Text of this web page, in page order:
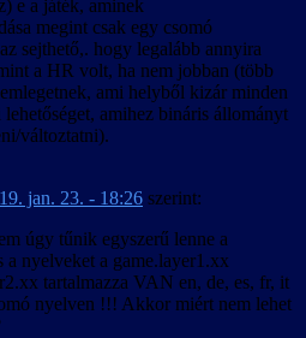
e a játék, aminek
megint csak egy csomó
sejthető,. hogy legalább annyira
a HR volt, ha nem jobban (több
ami helyből kizár minden
amihez bináris állományt
változtatni).
jan. 23. - 18:26 szerint:
úgy tűnik egyszerű lenne a
a nyelveket a game.layer1.xx
tartalmazza VAN en, de, es, fr, it
nyelven !!! Akkor miért nem lehet